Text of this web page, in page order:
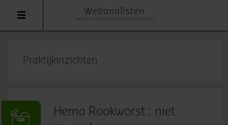
Webanalisten
Praktijkinzichten
Hema Rookworst : niet